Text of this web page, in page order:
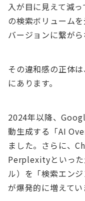
入が目に見えて減
の検索ボリューム
バージョンに繋がら
その違和感の正体
にあります。
2024年以降、
動生成する「AI
ました。さらに、
Perplexityといった
ル）を「検索エン
が爆発的に増えてい